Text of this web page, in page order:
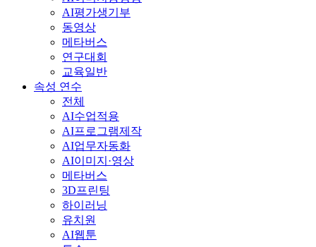
AI평가생기부
동영상
메타버스
연구대회
교육일반
속성 연수
전체
AI수업적용
AI프로그램제작
AI업무자동화
AI이미지·영상
메타버스
3D프린팅
하이러닝
유치원
AI웹툰